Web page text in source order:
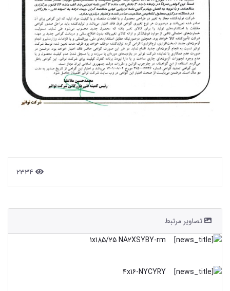
2334
تصاویر مرتبط
1x185/25 NA2XSYBY-rm
4x16-NYCYRY